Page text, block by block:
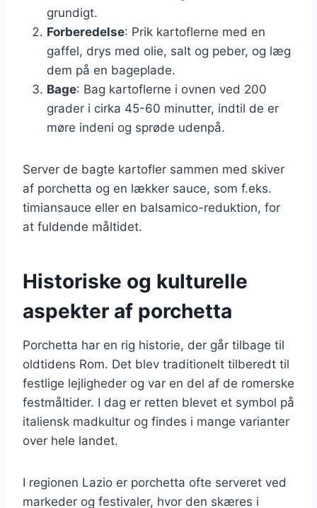
grundigt.
Forberedelse: Prik kartoflerne med en
gaffel, drys med olie, salt og peber, og læg
dem på en bageplade.
Bage: Bag kartoflerne i ovnen ved 200
grader i cirka 45-60 minutter, indtil de er
møre indeni og sprøde udenpå.
Server de bagte kartofler sammen med skiver
af porchetta og en lækker sauce, som f.eks.
timiansauce eller en balsamico-reduktion, for
at fuldende måltidet.
Historiske og kulturelle
aspekter af porchetta
Porchetta har en rig historie, der går tilbage til
oldtidens Rom. Det blev traditionelt tilberedt til
festlige lejligheder og var en del af de romerske
festmåltider. I dag er retten blevet et symbol på
italiensk madkultur og findes i mange varianter
over hele landet.
I regionen Lazio er porchetta ofte serveret ved
markeder og festivaler, hvor den skæres i